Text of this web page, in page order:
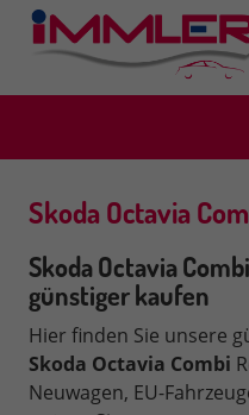
Skoda Octavia
Skoda Octavia
günstiger kaufen
Hier finden Sie unsere
Skoda Octavia Combi
Neuwagen, EU-